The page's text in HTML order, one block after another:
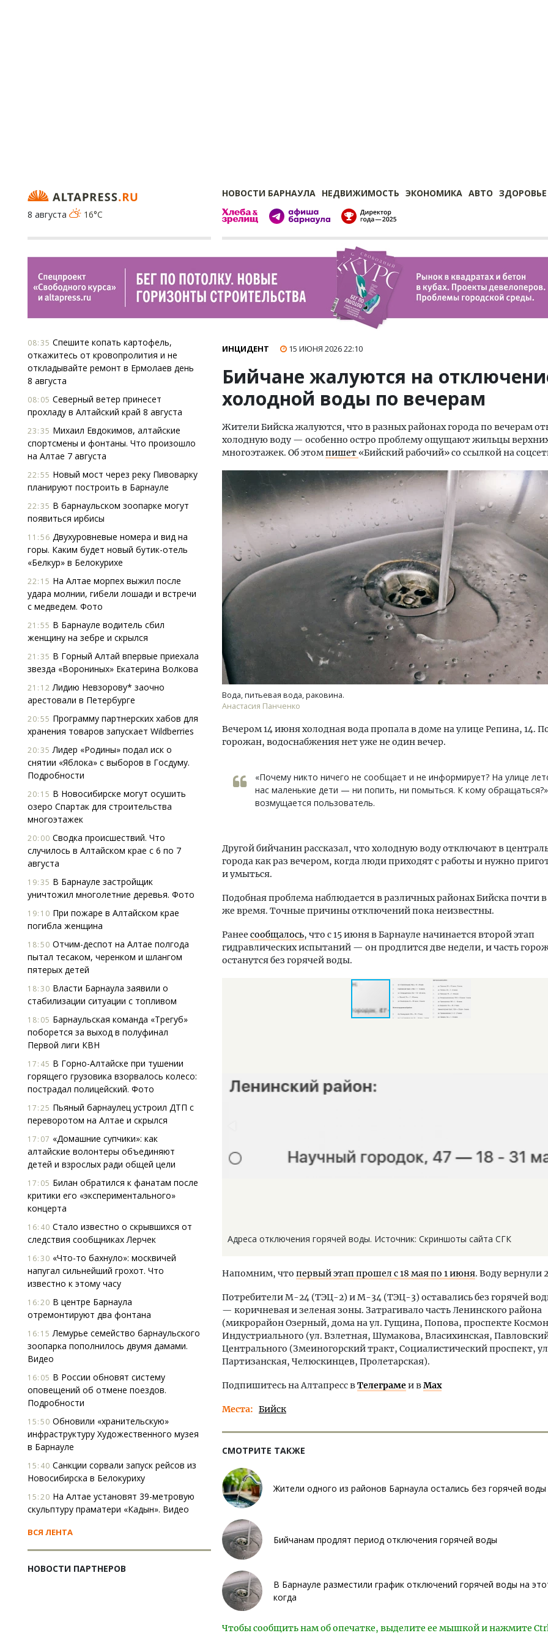
НОВОСТИ БАРНАУЛА НЕДВИЖИМОСТЬ ЭКОНОМИКА АВТО ЗДОРОВЬЕ
8 августа
16°C
08:35 Спешите копать картофель,
откажитесь от кровопролития и не
откладывайте ремонт в Ермолаев день
8 августа
08:05 Северный ветер принесет
прохладу в Алтайский край 8 августа
23:35 Михаил Евдокимов, алтайские
спортсмены и фонтаны. Что произошло
на Алтае 7 августа
22:55 Новый мост через реку Пивоварку
планируют построить в Барнауле
22:35 В барнаульском зоопарке могут
появиться ирбисы
11:56 Двухуровневые номера и вид на
горы. Каким будет новый бутик-отель
«Белкур» в Белокурихе
22:15 На Алтае морпех выжил после
удара молнии, гибели лошади и встречи
с медведем. Фото
21:55 В Барнауле водитель сбил
женщину на зебре и скрылся
21:35 В Горный Алтай впервые приехала
звезда «Ворониных» Екатерина Волкова
21:12 Лидию Невзорову* заочно
арестовали в Петербурге
20:55 Программу партнерских хабов для
хранения товаров запускает Wildberries
20:35 Лидер «Родины» подал иск о
снятии «Яблока» с выборов в Госдуму.
Подробности
20:15 В Новосибирске могут осушить
озеро Спартак для строительства
многоэтажек
20:00 Сводка происшествий. Что
случилось в Алтайском крае с 6 по 7
августа
19:35 В Барнауле застройщик
уничтожил многолетние деревья. Фото
19:10 При пожаре в Алтайском крае
погибла женщина
18:50 Отчим-деспот на Алтае полгода
пытал тесаком, черенком и шлангом
пятерых детей
18:30 Власти Барнаула заявили о
стабилизации ситуации с топливом
18:05 Барнаульская команда «Трегуб»
поборется за выход в полуфинал
Первой лиги КВН
17:45 В Горно-Алтайске при тушении
горящего грузовика взорвалось колесо:
пострадал полицейский. Фото
17:25 Пьяный барнаулец устроил ДТП с
переворотом на Алтае и скрылся
17:07 «Домашние супчики»: как
алтайские волонтеры объединяют
детей и взрослых ради общей цели
17:05 Билан обратился к фанатам после
критики его «экспериментального»
концерта
16:40 Стало известно о скрывшихся от
следствия сообщниках Лерчек
16:30 «Что-то бахнуло»: москвичей
напугал сильнейший грохот. Что
известно к этому часу
16:20 В центре Барнаула
отремонтируют два фонтана
16:15 Лемурье семейство барнаульского
зоопарка пополнилось двумя дамами.
Видео
16:05 В России обновят систему
оповещений об отмене поездов.
Подробности
15:50 Обновили «хранительскую»
инфраструктуру Художественного музея
в Барнауле
15:40 Санкции сорвали запуск рейсов из
Новосибирска в Белокуриху
15:20 На Алтае установят 39-метровую
скульптуру праматери «Кадын». Видео
ВСЯ ЛЕНТА
НОВОСТИ ПАРТНЕРОВ
ИНЦИДЕНТ 15 ИЮНЯ 202622:10
Бийчане жалуются на
холодной воды по вечерам
Жители Бийска жалуются, что в разных районах города по вечерам
холодную воду — особенно остро проблему ощущают жильцы
многоэтажек. Об этомпишет«Бийский рабочий» со ссылкой на
Вода, питьевая вода, раковина.
Анастасия Панченко
Вечером 14 июня холодная вода пропала в доме на улице Репина, 14.
горожан, водоснабжения нет уже не один вечер.
«Почему никто ничего не сообщает и не информирует? На улице
нас маленькие дети — ни попить, ни помыться. К кому
возмущается пользователь.
Другой бийчанин рассказал, что холодную воду отключают в
города как раз вечером, когда люди приходят с работы и нужно
и умыться.
Подобная проблема наблюдается в различных районах Бийска почти
же время. Точные причины отключений пока неизвестны.
Ранее сообщалось, что с 15 июня в Барнауле начинается второй этап
гидравлических испытаний — он продлится две недели, и часть
останутся без горячей воды.
Адреса отключения горячей воды. Источник: Скриншоты сайта СГК
Напомним, что первый этап прошел с 18 мая по 1 июня. Воду вернули
Потребители М-24 (ТЭЦ-2) и М-34 (ТЭЦ-3) оставались без горячей
— коричневая и зеленая зоны. Затрагивало часть Ленинского района
(микрорайон Озерный, дома на ул. Гущина, Попова, проспекте
Индустриального (ул. Взлетная, Шумакова, Власихинская,
Центрального (Змеиногорский тракт, Социалистический проспект,
Партизанская, Челюскинцев, Пролетарская).
Подпишитесь на Алтапресс вТелеграмеи вMax
Места Бийск
СМОТРИТЕ ТАКЖЕ
Жители одного из районов Барнаула остались без горячей воды
Бийчанам продлят период отключения горячей воды
В Барнауле разместили график отключений горячей воды на
когда
Чтобы сообщить нам об опечатке, выделите ее мышкой и нажмите
Архитектурный код начинается с
земли. Мощение крупноформатными
СТРОИТЕЛЬСТВО
Ищем новые берега.
«Жилищной инициативы»
Гатилов — о том, как